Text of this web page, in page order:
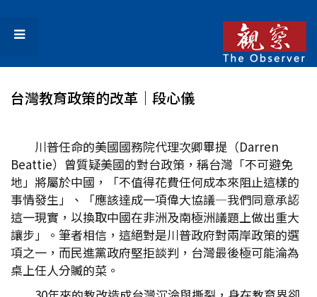
台灣教育政策的改革│段心儀
川普任命的美國國務院代理次卿畢提（Darren
Beattie）曾質疑美國的對台政策，稱台灣「不可避免
地」將屬於中國，「不值得花費任何成本來阻止這樣的
事情發生」、「應該達成一項偉大協議—我們同意承認
這一現實，以換取中國在非洲及南極洲議題上做出重大
讓步」。筆者相信，這絕對是川普政府對兩岸政策的選
項之一，而民進黨政府堅拒談判，台灣最後極可能淪為
桌上任人分贓的菜。